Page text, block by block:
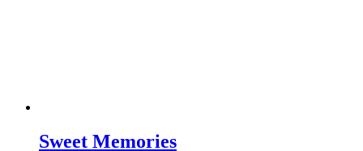
Sweet Memories